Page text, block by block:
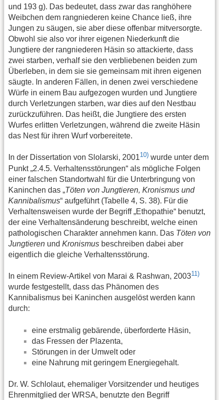
und 193 g). Das bedeutet, dass zwar das ranghöhere
Weibchen dem rangniederen keine Chance ließ, ihre
Jungen zu säugen, sie aber diese offenbar mitversorgte.
Obwohl sie also vor ihrer eigenen Niederkunft die
Jungtiere der rangniederen Häsin so attackierte, dass
zwei starben, verhalf sie den verbliebenen beiden zum
Überleben, in dem sie sie gemeinsam mit ihren eigenen
säugte. In anderen Fällen, in denen zwei verschiedene
Würfe in einem Bau aufgezogen wurden und Jungtiere
durch Verletzungen starben, war dies auf den Nestbau
zurückzuführen. Das heißt, die Jungtiere des ersten
Wurfes erlitten Verletzungen, während die zweite Häsin
das Nest für ihren Wurf vorbereitete.
In der Dissertation von Slolarski, 200110) wurde unter dem
Punkt „2.4.5. Verhaltensstörungen“ als mögliche Folgen
einer falschen Standortwahl für die Unterbringung von
Kaninchen das „Töten von Jungtieren, Kronismus und
Kannibalismus“ aufgeführt (Tabelle 4, S. 38). Für die
Verhaltensweisen wurde der Begriff „Ethopathie“ benutzt,
der eine Verhaltensänderung beschreibt, welche einen
pathologischen Charakter annehmen kann. Das Töten von
Jungtieren und Kronismus beschreiben dabei aber
eigentlich die gleiche Verhaltensstörung.
In einem Review-Artikel von Marai & Rashwan, 200311)
wurde festgestellt, dass das Phänomen des
Kannibalismus bei Kaninchen ausgelöst werden kann
durch:
eine erstmalig gebärende, überforderte Häsin,
das Fressen der Plazenta,
Störungen in der Umwelt oder
eine Nahrung mit geringem Energiegehalt.
Dr. W. Schlolaut, ehemaliger Vorsitzender und heutiges
Ehrenmitglied der WRSA, benutzte den Begriff